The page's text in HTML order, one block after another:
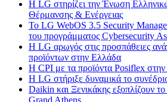
H LG στηρίζει την Ένωση
Θέρμανσης & Ενέργειας
Το LG WebOS 3.5 Security
του προγράμματος Cybersecurity
Η LG αρωγός στις προσπάθειες
προϊόντων στην Ελλάδα
Η CPI με τα προϊόντα Posiflex
H LG στήριξε δυναμικά το
Daikin και Ξενικάκης εξοπλίζουν
Grand Athens